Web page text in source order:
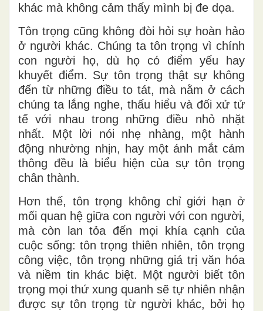
khác mà không cảm thấy mình bị đe dọa.
Tôn trọng cũng không đòi hỏi sự hoàn hảo
ở người khác. Chúng ta tôn trọng vì chính
con người họ, dù họ có điểm yếu hay
khuyết điểm. Sự tôn trọng thật sự không
đến từ những điều to tát, mà nằm ở cách
chúng ta lắng nghe, thấu hiểu và đối xử tử
tế với nhau trong những điều nhỏ nhặt
nhất. Một lời nói nhẹ nhàng, một hành
động nhường nhịn, hay một ánh mắt cảm
thông đều là biểu hiện của sự tôn trọng
chân thành.
Hơn thế, tôn trọng không chỉ giới hạn ở
mối quan hệ giữa con người với con người,
mà còn lan tỏa đến mọi khía cạnh của
cuộc sống: tôn trọng thiên nhiên, tôn trọng
công việc, tôn trọng những giá trị văn hóa
và niềm tin khác biệt. Một người biết tôn
trọng mọi thứ xung quanh sẽ tự nhiên nhận
được sự tôn trọng từ người khác, bởi họ